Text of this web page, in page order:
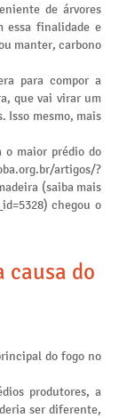
de árvores
essa finalidade e
manter, carbono
para compor a
que vai virar um
Isso mesmo, mais
o maior prédio do
artigos/?
(saiba mais
chegou o
causa do
do fogo no
produtores, a
ser diferente,